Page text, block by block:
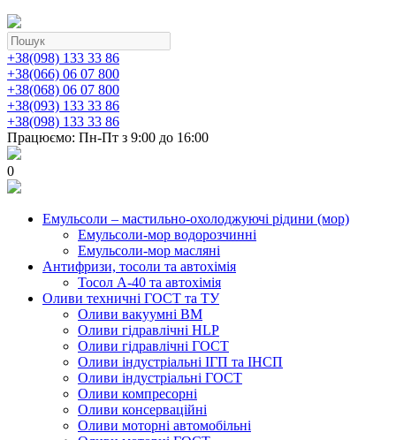
+38(098) 133 33 86
+38(066) 06 07 800
+38(068) 06 07 800
+38(093) 133 33 86
+38(098) 133 33 86
Працюємо: Пн-Пт з 9:00 до 16:00
0
Емульсоли – мастильно-охолоджуючі рідини (мор)
Емульсоли-мор водорозчинні
Емульсоли-мор масляні
Антифризи, тосоли та автохімія
Тосол А-40 та автохімія
Оливи техничні ГОСТ та ТУ
Оливи вакуумні ВМ
Оливи гідравлічні HLP
Оливи гідравлічні ГОСТ
Оливи індустріальні ІГП та ІНСП
Оливи індустріальні ГОСТ
Оливи компресорні
Оливи консерваційні
Оливи моторні автомобільні